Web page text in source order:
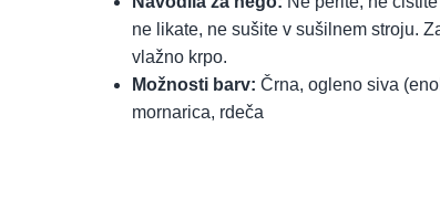
ne likate, ne sušite v sušilnem stroju.
vlažno krpo.
Možnosti barv: Črna, ogleno siva
mornarica, rdeča